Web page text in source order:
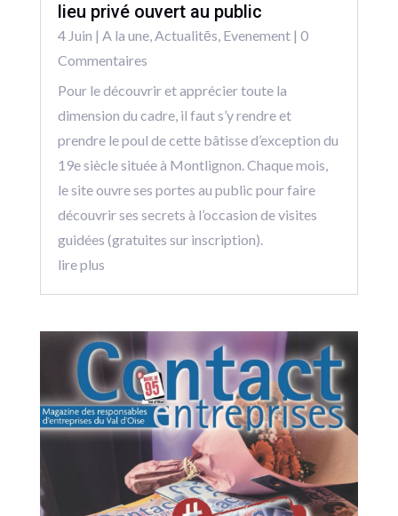
lieu privé ouvert au public
4 Juin | A la une,Actualitēs, Evenement| 0
Commentaires
Pour le découvrir et apprécier toute la
dimension du cadre, il faut s’y rendre et
prendre le poul de cette bâtisse d’exception du
19e siècle située à Montlignon. Chaque mois,
le site ouvre ses portes au public pour faire
découvrir ses secrets à l’occasion de visites
guidées (gratuites sur inscription).
lire plus